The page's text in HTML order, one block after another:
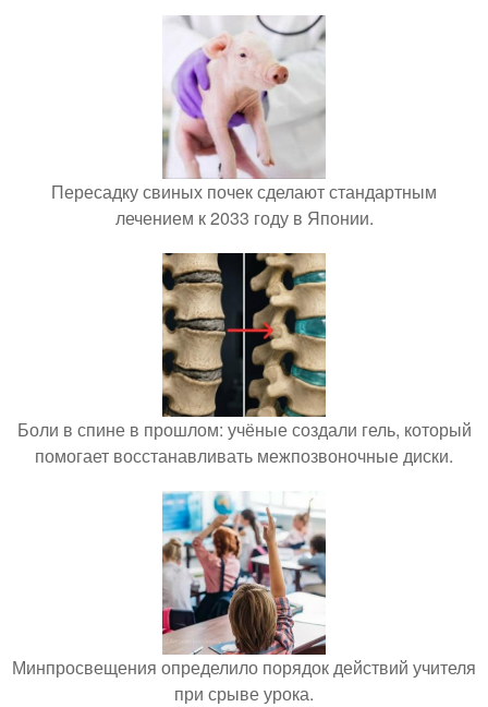
Пересадку свиных почек сделают стандартным
лечением к 2033 году в Японии.
Боли в спине в прошлом: учёные создали гель, который
помогает восстанавливать межпозвоночные диски.
Минпросвещения определило порядок действий учителя
при срыве урока.